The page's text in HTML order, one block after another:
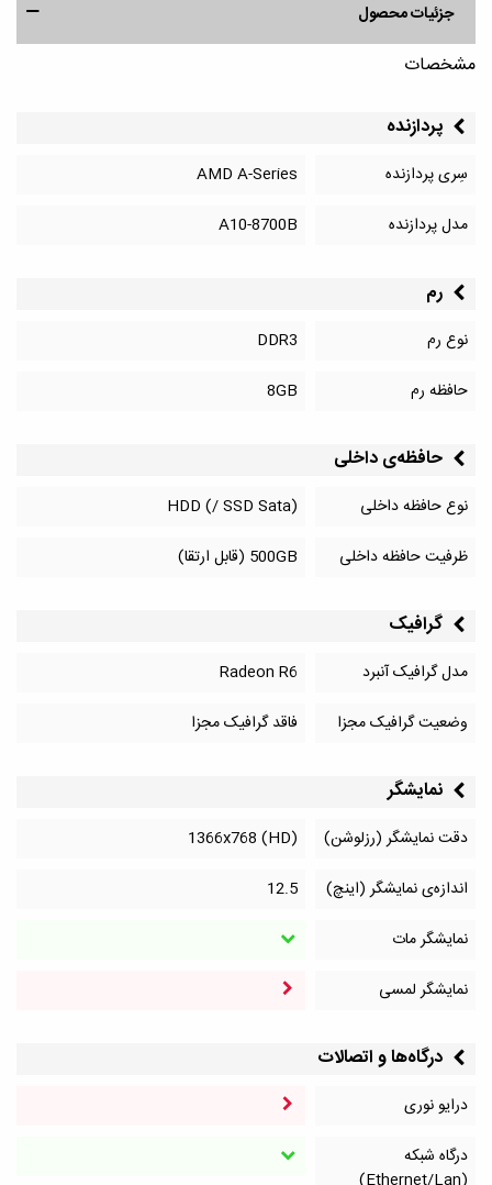
جزئیات محصول
مشخصات
پردازنده
سِری پردازنده
AMD A-Series
مدل پردازنده
A10-8700B
رم
نوع رم
DDR3
حافظه رم
8GB
حافظه‌‌ی داخلی
نوع حافظه داخلی
HDD (/ SSD Sata)
ظرفیت حافظه داخلی
500GB (قابل ارتقا)
گرافیک
مدل گرافیک آنبرد
Radeon R6
وضعیت گرافیک مجزا
فاقد گرافیک مجزا
نمایشگر
دقت نمایشگر (رزلوشن)
1366x768 (HD)
اندازه‌ی نمایشگر (اینچ)
12.5
نمایشگر مات
نمایشگر لمسی
درگاه‌ها و اتصالات
درایو نوری
درگاه شبکه